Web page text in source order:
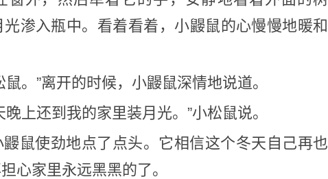
渗入瓶中。看着看着，小鼹鼠的心慢慢地暖和
。”离开的时候，小鼹鼠深情地说道。
上还到我的家里装月光。”小松鼠说。
鼠使劲地点了点头。它相信这个冬天自己再也
心家里永远黑黑的了。